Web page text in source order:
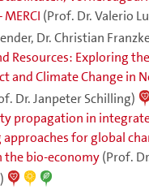
(Prof. Dr. Valerio
Dr. Christian
Resources: Exploring
and Climate Change in
Dr. Janpeter Schilling)
propagation in
for global
the bio-economy(Prof.